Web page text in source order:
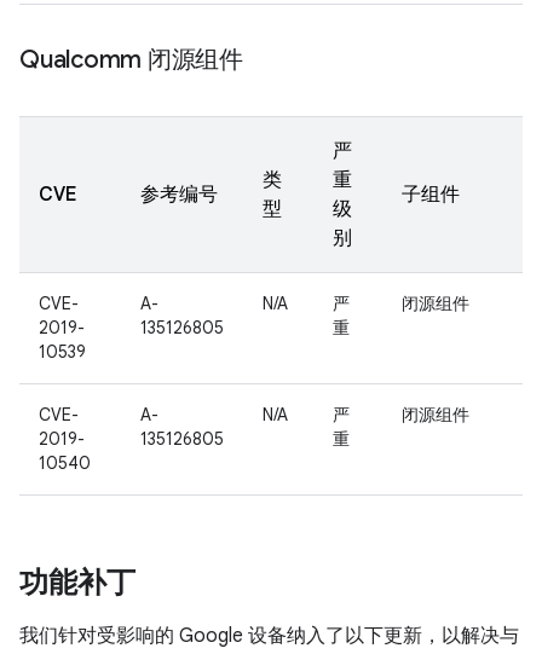
Qualcomm 闭源组件
CVE 参考编号
类
型
严
重
级
别
子组件
CVE-
2019-
10539
A-
135126805
N/A
严
重
闭源组件
CVE-
2019-
10540
A-
135126805
N/A
严
重
闭源组件
功能补丁
我们针对受影响的 Google 设备纳入了以下更新，以解决与